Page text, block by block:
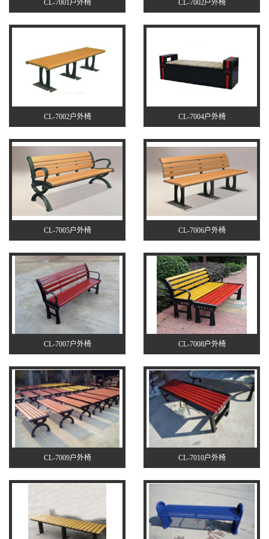
CL-7001户外椅 CL-7002户外椅
CL-7002户外椅 CL-7004户外椅
CL-7005户外椅 CL-7006户外椅
CL-7007户外椅 CL-7008户外椅
CL-7009户外椅 CL-7010户外椅